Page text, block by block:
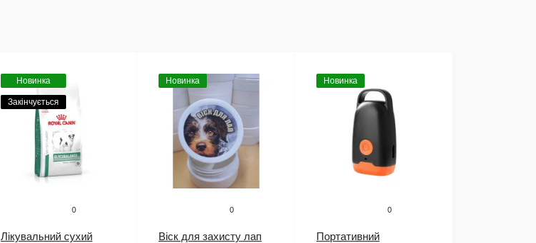
Новинка
Закінчується
0
Лікувальний сухий
Новинка
0
Віск для захисту лап
Новинка
0
Портативний